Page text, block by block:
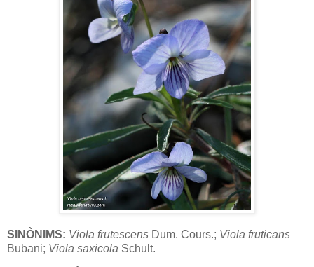
SINÒNIMS: Viola frutescens Dum. Cours.; Viola fruticans
Bubani; Viola saxicola Schult.